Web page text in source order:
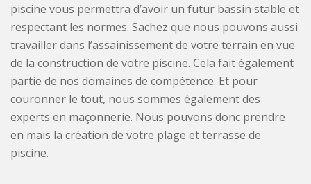
piscine vous permettra d’avoir un futur bassin stable et
respectant les normes. Sachez que nous pouvons aussi
travailler dans l’assainissement de votre terrain en vue
de la construction de votre piscine. Cela fait également
partie de nos domaines de compétence. Et pour
couronner le tout, nous sommes également des
experts en maçonnerie. Nous pouvons donc prendre
en mais la création de votre plage et terrasse de
piscine.